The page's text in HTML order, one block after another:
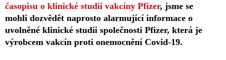
časopisu o klinické studii vakcíny Pfizer, jsme se
mohli dozvědět naprosto alarmující informace o
uvolněné klinické studii společnosti Pfizer, která je
výrobcem vakcín proti onemocnění Covid-19.